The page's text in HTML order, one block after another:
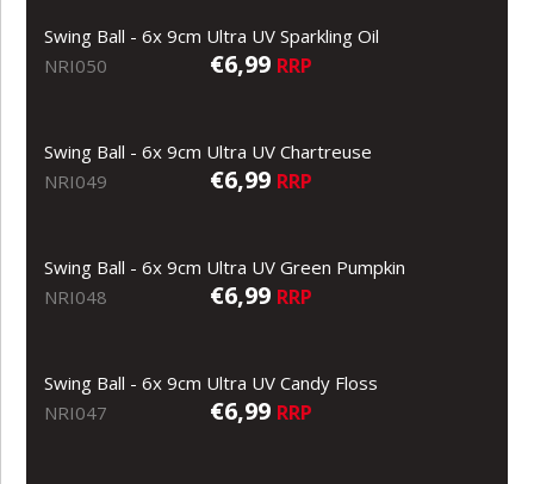
Swing Ball - 6x 9cm Ultra UV Sparkling Oil
NRI050
€6,99 RRP
Swing Ball - 6x 9cm Ultra UV Chartreuse
NRI049
€6,99 RRP
Swing Ball - 6x 9cm Ultra UV Green Pumpkin
NRI048
€6,99 RRP
Swing Ball - 6x 9cm Ultra UV Candy Floss
NRI047
€6,99 RRP